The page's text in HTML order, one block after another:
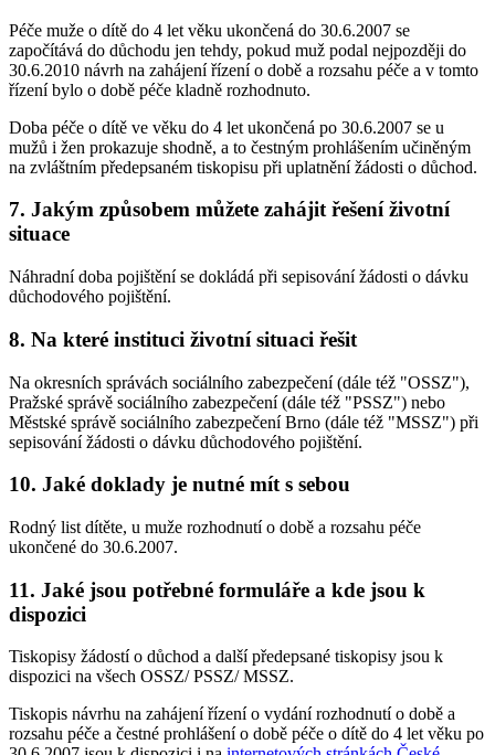
Péče muže o dítě do 4 let věku ukončená do 30.6.2007 se
započítává do důchodu jen tehdy, pokud muž podal nejpozději do
30.6.2010 návrh na zahájení řízení o době a rozsahu péče a v tomto
řízení bylo o době péče kladně rozhodnuto.
Doba péče o dítě ve věku do 4 let ukončená po 30.6.2007 se u
mužů i žen prokazuje shodně, a to čestným prohlášením učiněným
na zvláštním předepsaném tiskopisu při uplatnění žádosti o důchod.
7. Jakým způsobem můžete zahájit řešení životní
situace
Náhradní doba pojištění se dokládá při sepisování žádosti o dávku
důchodového pojištění.
8. Na které instituci životní situaci řešit
Na okresních správách sociálního zabezpečení (dále též "OSSZ"),
Pražské správě sociálního zabezpečení (dále též "PSSZ") nebo
Městské správě sociálního zabezpečení Brno (dále též "MSSZ") při
sepisování žádosti o dávku důchodového pojištění.
10. Jaké doklady je nutné mít s sebou
Rodný list dítěte, u muže rozhodnutí o době a rozsahu péče
ukončené do 30.6.2007.
11. Jaké jsou potřebné formuláře a kde jsou k
dispozici
Tiskopisy žádostí o důchod a další předepsané tiskopisy jsou k
dispozici na všech OSSZ/ PSSZ/ MSSZ.
Tiskopis návrhu na zahájení řízení o vydání rozhodnutí o době a
rozsahu péče a čestné prohlášení o době péče o dítě do 4 let věku po